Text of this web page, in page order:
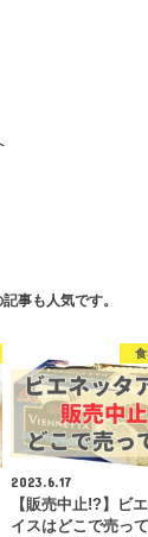
事も人気です。
2023.6.17
【販売中止!?】ビ
イスはどこで売っ